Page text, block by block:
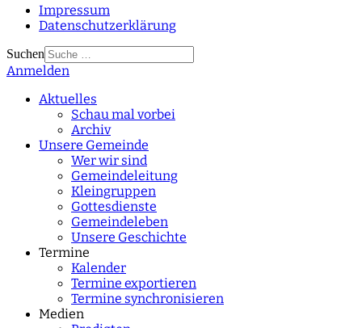
Impressum
Datenschutzerklärung
Suchen
Type 2 or more
Anmelden
Aktuelles
Schau mal vorbei
Archiv
Unsere Gemeinde
Wer wir sind
Gemeindeleitung
Kleingruppen
Gottesdienste
Gemeindeleben
Unsere Geschichte
Termine
Kalender
Termine exportieren
Termine synchronisieren
Medien